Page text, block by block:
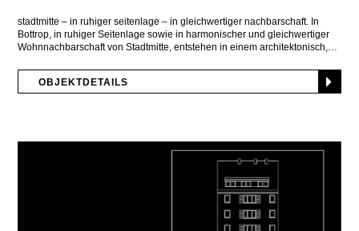
stadtmitte – in ruhiger seitenlage – in gleichwertiger nachbarschaft. In
Bottrop, in ruhiger Seitenlage sowie in harmonischer und gleichwertiger
Wohnnachbarschaft von Stadtmitte, entstehen in einem architektonisch,
OBJEKTDETAILS